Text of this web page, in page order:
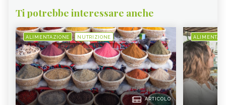
Ti potrebbe interessare anche
ALIMENTAZIONE NUTRIZIONE
ARTICOLO